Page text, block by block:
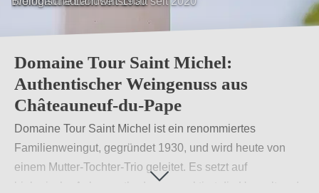
Domaine Tour Saint Michel:
Authentischer Weingenuss aus
Châteauneuf-du-Pape
Domaine Tour Saint Michel ist ein renommiertes
Familienweingut, gegründet 1930, und wird heute von
einem Mutter-Tochter-Trio geleitet. Es setzt auf
biologische Anbaumethoden, respektiert die Umwelt und